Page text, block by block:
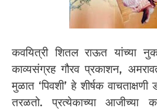
कवयित्री शितल राऊत यांच्या
काव्यसंग्रह गौरव प्रकाशन,
मुळात ‘पिवशी’ हे शीर्षक
तरळतो. प्रत्येकाच्या आजीच्या